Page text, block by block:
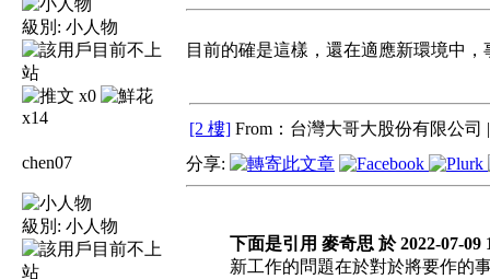
級別: 小人物
x0
x14
目前的確是這樣，還在適應新環境中
[2 樓] From：台灣大哥大股份有限公司
chen07
級別: 小人物
分享:
下面是引用 麥奇思 於 2022-07-09
新工作的問題在於對於將要作的